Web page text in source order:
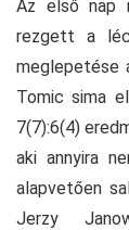
Az első nap
rezgett a
meglepetése
Tomic sima
7(7):6(4)
aki annyira
alapvetően
Jerzy